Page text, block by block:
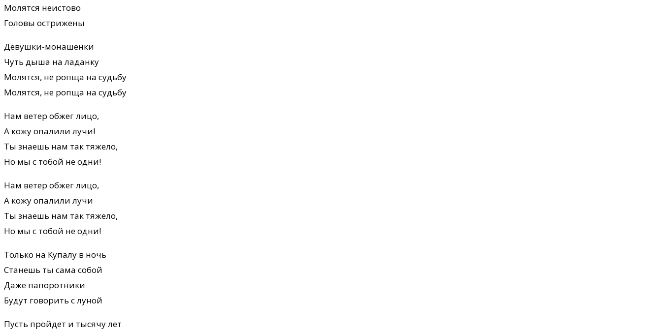
Молятся неистово
Головы острижены
Девушки-монашенки
Чуть дыша на ладанку
Молятся, не ропща на судьбу
Молятся, не ропща на судьбу
Нам ветер обжег лицо,
А кожу опалили лучи!
Ты знаешь нам так тяжело,
Но мы с тобой не одни!
Нам ветер обжег лицо,
А кожу опалили лучи
Ты знаешь нам так тяжело,
Но мы с тобой не одни!
Только на Купалу в ночь
Станешь ты сама собой
Даже папоротники
Будут говорить с луной
Пусть пройдет и тысячу лет